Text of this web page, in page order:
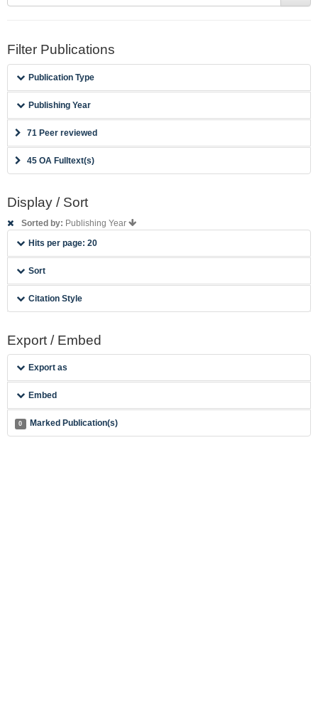
Filter Publications
Publication Type
Publishing Year
71 Peer reviewed
45 OA Fulltext(s)
Display / Sort
Sorted by: Publishing Year
Hits per page: 20
Sort
Citation Style
Export / Embed
Export as
Embed
0 Marked Publication(s)